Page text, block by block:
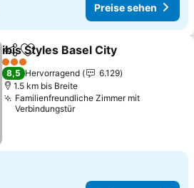
Preise sehen
TeilenZu Favoriten hinzufügen
ibis Styles Basel City
3 Sterne
8,5 Hervorragend
6.129
1.5 km bis Breite
Familienfreundliche Zimmer mit
Verbindungstür